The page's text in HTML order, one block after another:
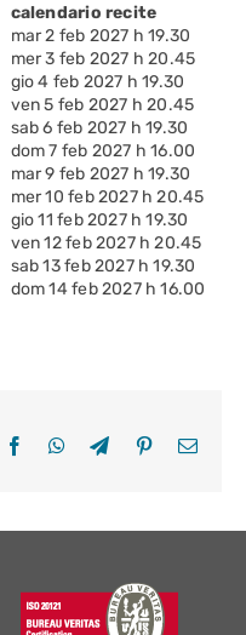
calendario recite
mar 2 feb 2027 h 19.30
mer 3 feb 2027 h 20.45
gio 4 feb 2027 h 19.30
ven 5 feb 2027 h 20.45
sab 6 feb 2027 h 19.30
dom 7 feb 2027 h 16.00
mar 9 feb 2027 h 19.30
mer 10 feb 2027 h 20.45
gio 11 feb 2027 h 19.30
ven 12 feb 2027 h 20.45
sab 13 feb 2027 h 19.30
dom 14 feb 2027 h 16.00
FacebookWhatsApp
TelegramPinterestEmail